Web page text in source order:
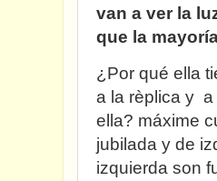
van a ver la
que la
¿Por qué ella
a la rèplica y a
ella? máxime
jubilada y de
izquierda son